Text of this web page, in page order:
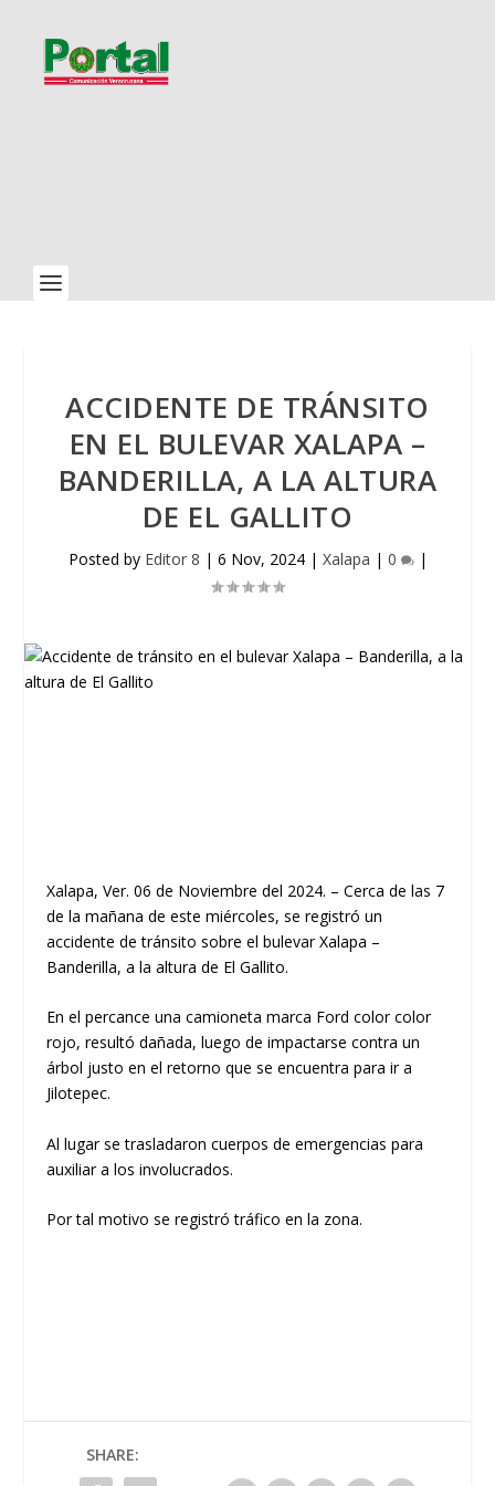
ACCIDENTE DE TRÁNSITO
EN EL BULEVAR XALAPA –
BANDERILLA, A LA ALTURA
DE EL GALLITO
Posted by Editor 8 | 6 Nov, 2024| Xalapa | 0 |
Xalapa, Ver. 06 de Noviembre del 2024. – Cerca de las 7
de la mañana de este miércoles, se registró un
accidente de tránsito sobre el bulevar Xalapa –
Banderilla, a la altura de El Gallito.
En el percance una camioneta marca Ford color color
rojo, resultó dañada, luego de impactarse contra un
árbol justo en el retorno que se encuentra para ir a
Jilotepec.
Al lugar se trasladaron cuerpos de emergencias para
auxiliar a los involucrados.
Por tal motivo se registró tráfico en la zona.
SHARE: